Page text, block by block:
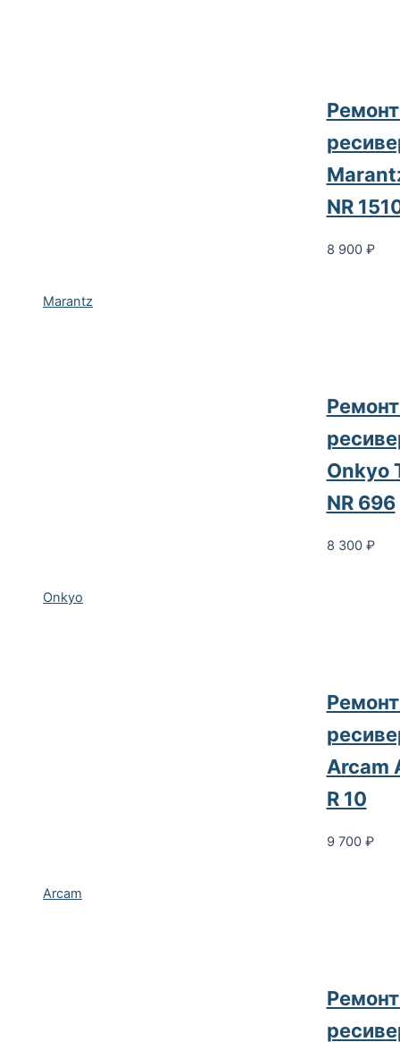
Marantz
NR
8 900 ₽
Onkyo
Onkyo
NR 696
8 300 ₽
Arcam
Arcam
R 10
9 700 ₽